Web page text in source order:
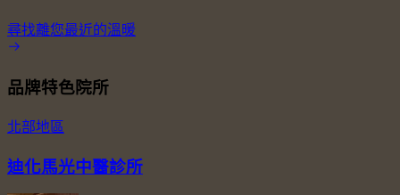
尋找離您最近的溫暖
品牌特色院所
北部地區
迪化馬光中醫診所